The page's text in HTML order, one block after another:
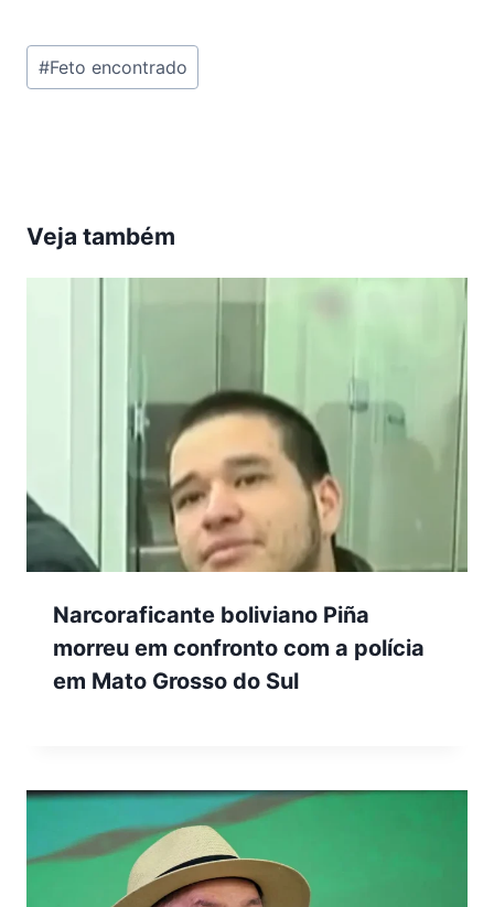
Tags
do
#Feto encontrado
Veja também
Narcoraficante boliviano Piña
morreu em confronto com a polícia
em Mato Grosso do Sul